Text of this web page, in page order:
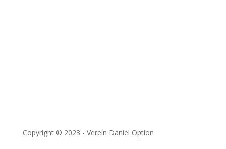
Copyright © 2023 - Verein Daniel Option